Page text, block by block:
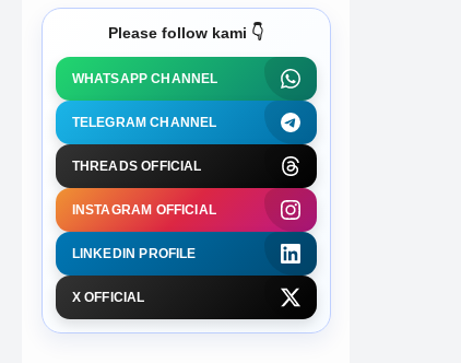
Please follow kami 👇
WHATSAPP CHANNEL
TELEGRAM CHANNEL
THREADS OFFICIAL
INSTAGRAM OFFICIAL
LINKEDIN PROFILE
X OFFICIAL